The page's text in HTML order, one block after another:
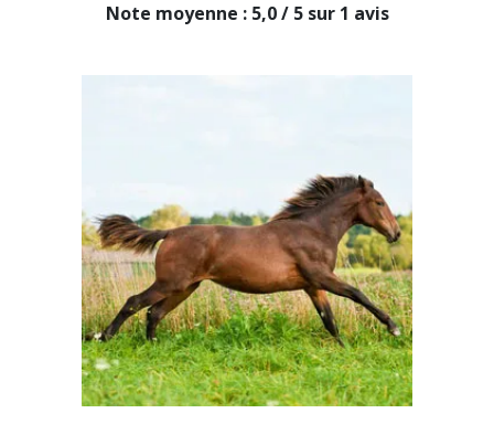
Note moyenne : 5,0 / 5 sur 1 avis